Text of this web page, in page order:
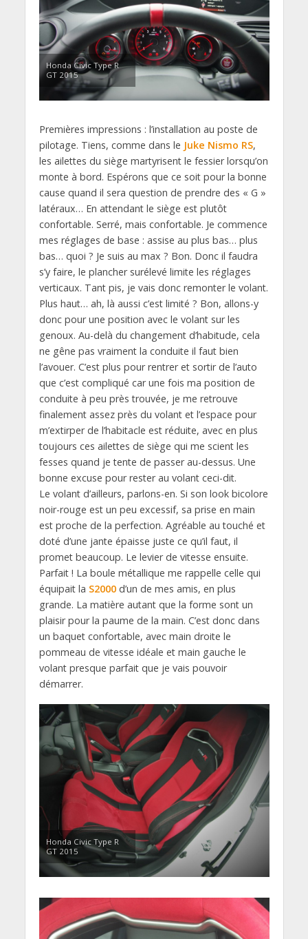
Honda Civic Type R
GT 2015
Premières impressions : l’installation au poste de
pilotage. Tiens, comme dans le Juke Nismo RS,
les ailettes du siège martyrisent le fessier lorsqu’on
monte à bord. Espérons que ce soit pour la bonne
cause quand il sera question de prendre des « G »
latéraux… En attendant le siège est plutôt
confortable. Serré, mais confortable. Je commence
mes réglages de base : assise au plus bas… plus
bas… quoi ? Je suis au max ? Bon. Donc il faudra
s’y faire, le plancher surélevé limite les réglages
verticaux. Tant pis, je vais donc remonter le volant.
Plus haut… ah, là aussi c’est limité ? Bon, allons-y
donc pour une position avec le volant sur les
genoux. Au-delà du changement d’habitude, cela
ne gêne pas vraiment la conduite il faut bien
l’avouer. C’est plus pour rentrer et sortir de l’auto
que c’est compliqué car une fois ma position de
conduite à peu près trouvée, je me retrouve
finalement assez près du volant et l’espace pour
m’extirper de l’habitacle est réduite, avec en plus
toujours ces ailettes de siège qui me scient les
fesses quand je tente de passer au-dessus. Une
bonne excuse pour rester au volant ceci-dit.
Le volant d’ailleurs, parlons-en. Si son look bicolore
noir-rouge est un peu excessif, sa prise en main
est proche de la perfection. Agréable au touché et
doté d’une jante épaisse juste ce qu’il faut, il
promet beaucoup. Le levier de vitesse ensuite.
Parfait ! La boule métallique me rappelle celle qui
équipait la S2000d’un de mes amis, en plus
grande. La matière autant que la forme sont un
plaisir pour la paume de la main. C’est donc dans
un baquet confortable, avec main droite le
pommeau de vitesse idéale et main gauche le
volant presque parfait que je vais pouvoir
démarrer.
Honda Civic Type R
GT 2015